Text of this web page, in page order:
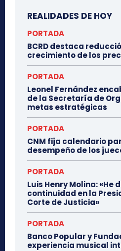
REALIDADES DE HOY
PORTADA
BCRD destaca
crecimiento de los
PORTADA
Leonel Fernández
de la Secretaría de
metas estratégicas
PORTADA
CNM fija calendario
desempeño de los
PORTADA
Luis Henry Molina:
continuidad en la
Corte de Justicia»
PORTADA
Banco Popular y
experiencia musical